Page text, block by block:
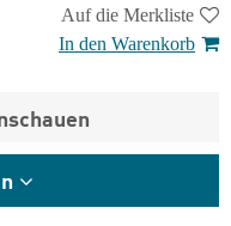
Auf die Merkliste
In den Warenkorb